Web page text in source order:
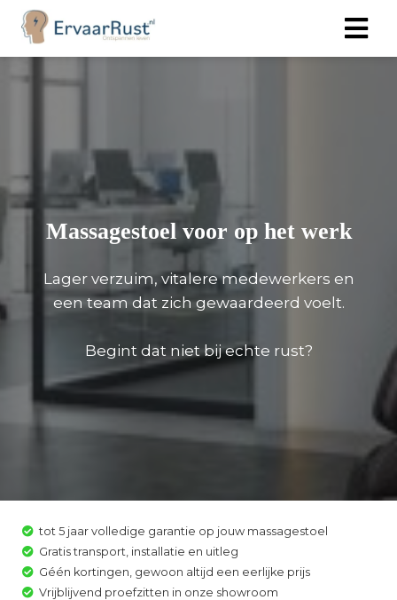
Massagestoel voor op het werk
Lager verzuim, vitalere medewerkers en
een team dat zich gewaardeerd voelt.
Begint dat niet bij echte rust?
tot 5 jaar volledige garantie op jouw massagestoel
Gratis transport, installatie en uitleg
Géén kortingen, gewoon altijd een eerlijke prijs
Vrijblijvend proefzitten in onze showroom